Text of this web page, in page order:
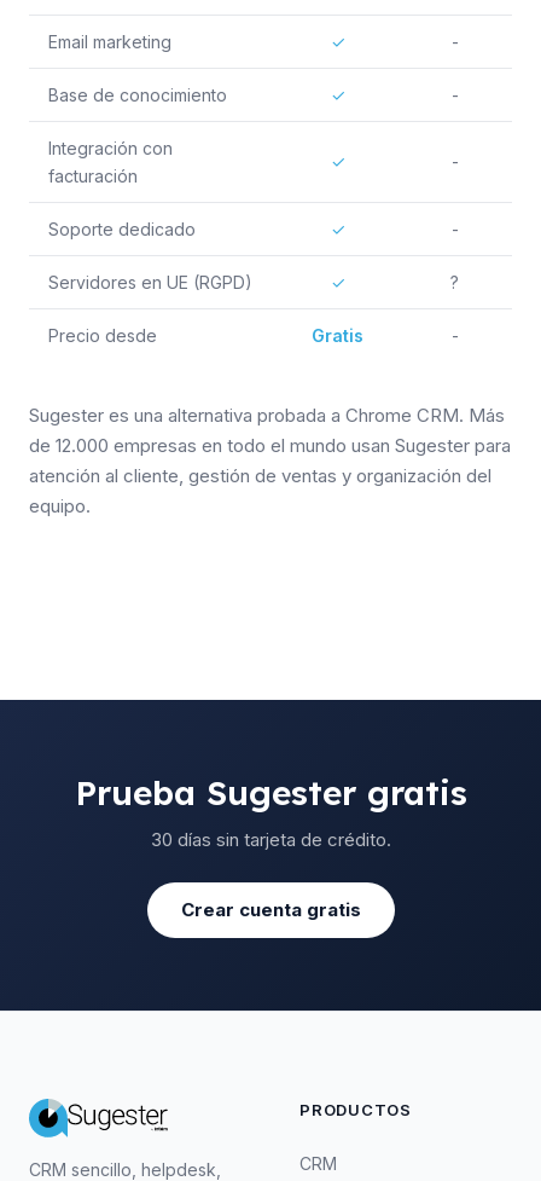
Email marketing ✓ -
Base de conocimiento ✓ -
Integración con
facturación
✓ -
Soporte dedicado ✓ -
Servidores en UE (RGPD) ✓ ?
Precio desde Gratis -
Sugester es una alternativa probada a Chrome CRM. Más
de 12.000 empresas en todo el mundo usan Sugester para
atención al cliente, gestión de ventas y organización del
equipo.
Prueba Sugester gratis
30 días sin tarjeta de crédito.
Crear cuenta gratis
CRM sencillo, helpdesk,
PRODUCTOS
CRM